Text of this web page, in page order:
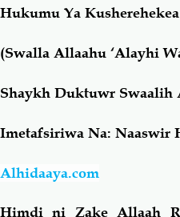
Fiqh-Ibaadah
Fataawa Za Ulamaa
Akhlaaq-Aadaab
Hukumu Ya
(Swalla Allaahu ‘Alayhi
Shaykh Duktuwr Swaalih
Imetafsiriwa Na: Naaswir
Alhidaaya.com
Himdi ni Zake Allaah